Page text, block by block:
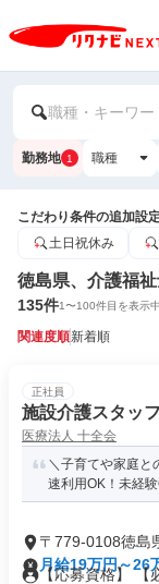
職種・キーワー
勤務地 1 職種
こだわり条件の追加設
土日祝休み
徳島県、介護福
135件1〜100件目を表示中
関連度順新着順
正社員
施設介護スタッ
医療法人 十全会
＼子育てや家庭と
速利用OK！未経
〒779-0108徳島
月給19万円～26
【応募資格】 【